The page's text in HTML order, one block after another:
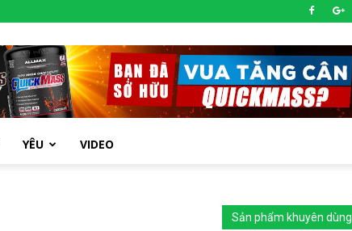
YÊU VIDEO
Sản phẩm khuyên dùng